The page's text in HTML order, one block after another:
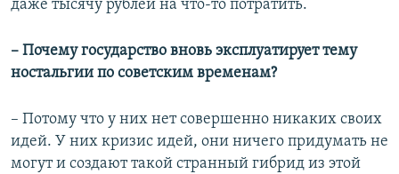
даже тысячу рублей на что-то потратить.
– Почему государство вновь эксплуатирует тему
ностальгии по советским временам?
– Потому что у них нет совершенно никаких своих
идей. У них кризис идей, они ничего придумать не
могут и создают такой странный гибрид из этой